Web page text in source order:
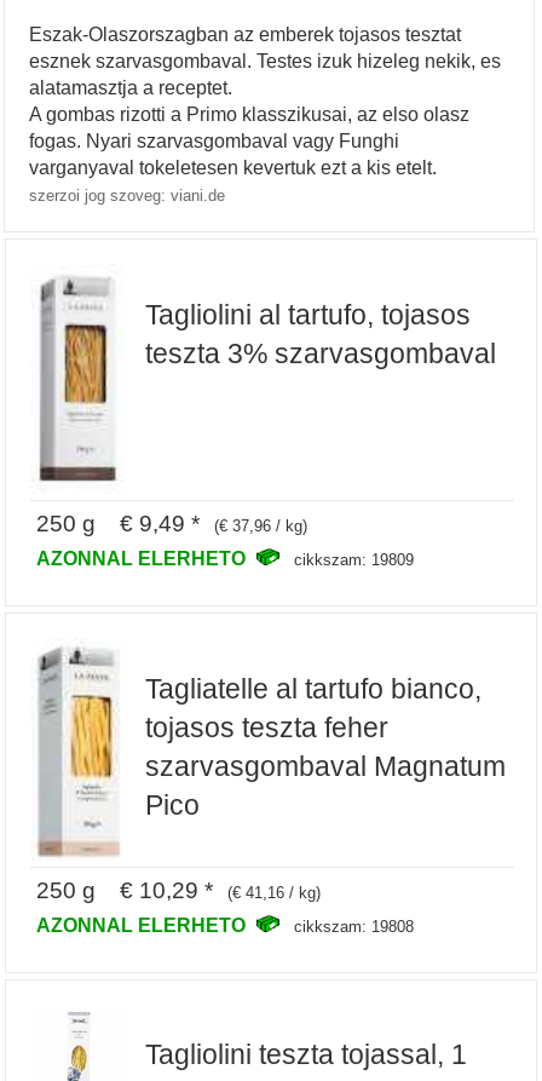
Eszak-Olaszorszagban az emberek tojasos tesztat
esznek szarvasgombaval. Testes izuk hizeleg nekik, es
alatamasztja a receptet.
A gombas rizotti a Primo klasszikusai, az elso olasz
fogas. Nyari szarvasgombaval vagy Funghi
varganyaval tokeletesen kevertuk ezt a kis etelt.
szerzoi jog szoveg: viani.de
Tagliolini al tartufo, tojasos
teszta 3% szarvasgombaval
250 g € 9,49 * (€ 37,96 / kg)
AZONNAL ELERHETO cikkszam: 19809
Tagliatelle al tartufo bianco,
tojasos teszta feher
szarvasgombaval Magnatum
Pico
250 g € 10,29 * (€ 41,16 / kg)
AZONNAL ELERHETO cikkszam: 19808
Tagliolini teszta tojassal, 1